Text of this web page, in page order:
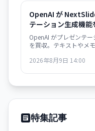
OpenAI が
テーション生成機能
OpenAI がプレゼンテ
を買収。テキストやメ
2026年8月9日 14:00
特集記事